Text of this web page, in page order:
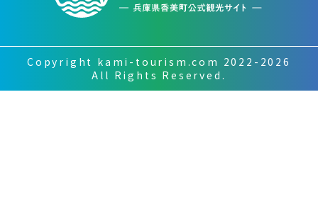
Copyright kami-tourism.com 2022-2026
All Rights Reserved.